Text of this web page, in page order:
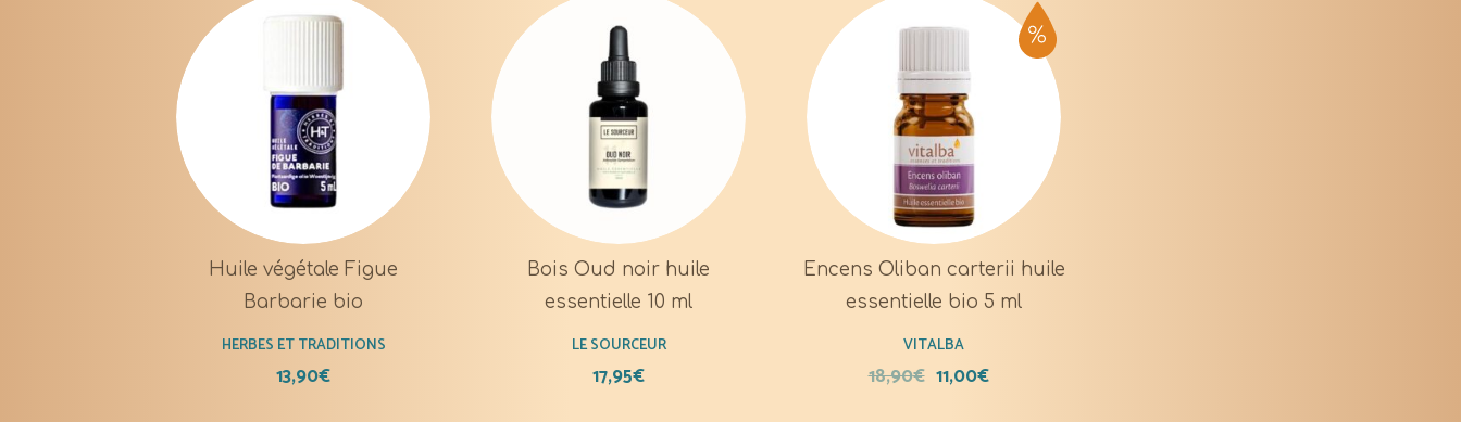
Huile végétale Figue
Barbarie bio
HERBES ET TRADITIONS
13,90€
Bois Oud noir huile
essentielle 10 ml
LE SOURCEUR
17,95€
Encens Oliban carterii huile
essentielle bio 5 ml
VITALBA
18,90€ 11,00€